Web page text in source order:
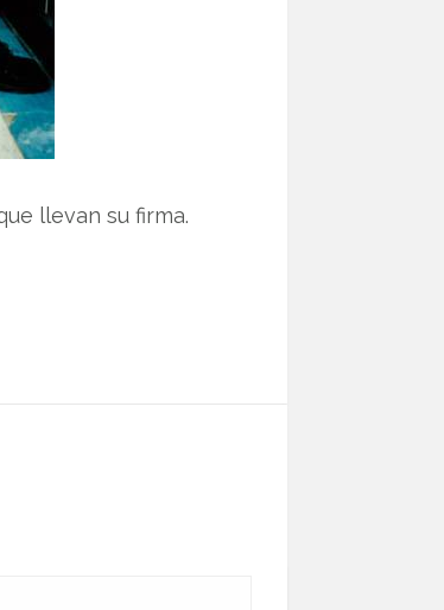
llevan su firma.